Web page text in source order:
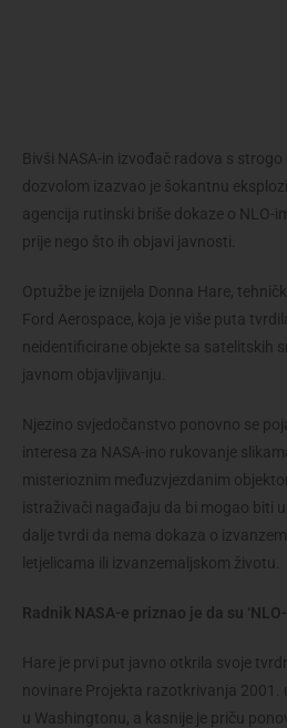
Bivši NASA-in izvođač radova s
dozvolom izazvao je šokantnu
agencija rutinski briše dokaze o NLO-
prije nego što ih objavi javnosti.
Optužbe je iznijela Donna Hare,
Ford Aerospace, koja je više puta
neidentificirane objekte sa satelitskih
javnom objavljivanju.
Njezino svjedočanstvo ponovno se
interesa za NASA-ino rukovanje
misterioznim međuzvjezdanim
istraživači nagađaju da bi mogao biti
dalje tvrdi da nema dokaza o
letjelicama ili izvanzemaljskom životu.
Radnik NASA-e priznao je da su
Hare je prvi put javno otkrila svoje
novinare Projekta razotkrivanja 2001.
u Washingtonu, a kasnije je priču